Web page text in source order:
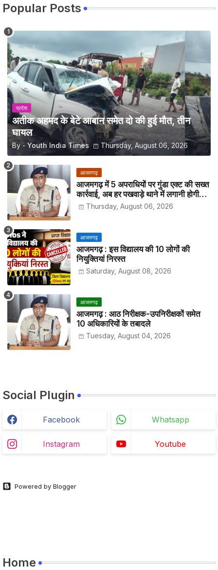
Popular Posts
प्रदेश
अतीक अहमद के बेटे आबान समेत दो की हुई मौत, तीन
घायल
By - Youth India Times Thursday, August 06, 2026
आजमगढ़
आजमगढ़ में 5 अपराधियों पर गुंडा एक्ट की सख्त
कार्रवाई, अब हर पखवाड़े थाने में लगानी होगी
हाजिरीThursday, August 06, 2026
आजमगढ़
आजमगढ़ : इस विद्यालय की 10 लोगों की
नियुक्तियां निरस्त
Saturday, August 08, 2026
आजमगढ़
आजमगढ़ : आठ निरीक्षक-उपनिरीक्षकों समेत
10 अधिकारियों के तबादले
Tuesday, August 04, 2026
Social Plugin
Facebook Whatsapp
Instagram Youtube
Powered by Blogger
Home